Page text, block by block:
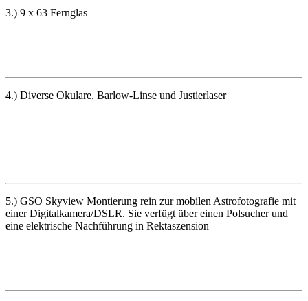
3.) 9 x 63 Fernglas
4.) Diverse Okulare, Barlow-Linse und Justierlaser
5.) GSO Skyview Montierung rein zur mobilen Astrofotografie mit
einer Digitalkamera/DSLR. Sie verfügt über einen Polsucher und
eine elektrische Nachführung in Rektaszension